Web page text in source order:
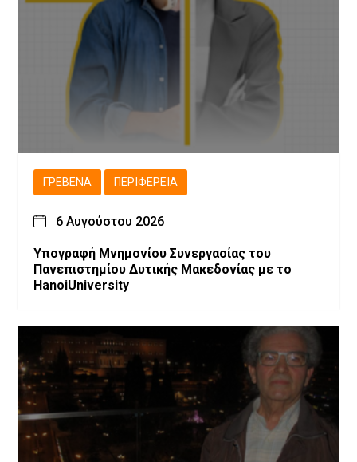
ΓΡΕΒΕΝΆ ΠΕΡΙΦΈΡΕΙΑ
6 Αυγούστου 2026
Υπογραφή Μνημονίου Συνεργασίας του
Πανεπιστημίου Δυτικής Μακεδονίας με το
HanoiUniversity